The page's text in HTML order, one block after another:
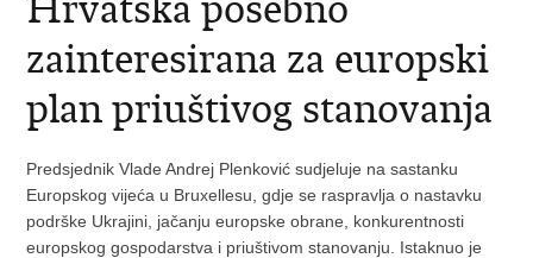
zainteresirana za europski
plan priuštivog stanovanja
Predsjednik Vlade Andrej Plenković sudjeluje na sastanku
Europskog vijeća u Bruxellesu, gdje se raspravlja o nastavku
podrške Ukrajini, jačanju europske obrane, konkurentnosti
europskog gospodarstva i priuštivom stanovanju. Istaknuo je